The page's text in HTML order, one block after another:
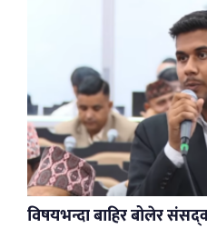
विषयभन्दा बाहिर बोलेर